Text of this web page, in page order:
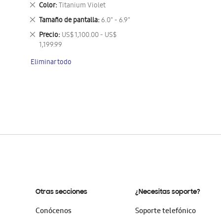
artículo
Color Titanium Violet
Eliminar
este
artículo
Tamaño de pantalla 6.0" - 6.9"
Eliminar
este
artículo
Precio US$ 1,100.00 - US$
1,199.99
Eliminar
este
Eliminar todo
Otras secciones
Conócenos
¿Necesitas soporte?
Soporte telefónico